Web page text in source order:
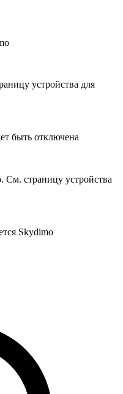
устройства для
быть отключена
См. страницу устройства
Skydimo